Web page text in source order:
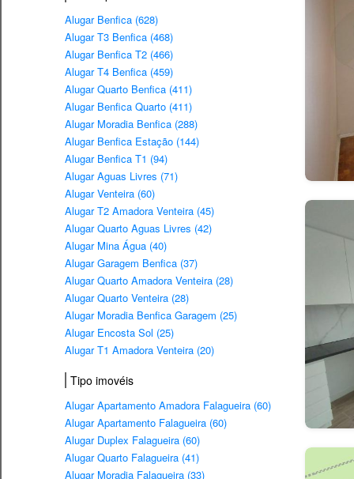
Alugar Benfica (628)
Alugar T3 Benfica (468)
Alugar Benfica T2 (466)
Alugar T4 Benfica (459)
Alugar Quarto Benfica (411)
Alugar Benfica Quarto (411)
Alugar Moradia Benfica (288)
Alugar Benfica Estação (144)
Alugar Benfica T1 (94)
Alugar Aguas Livres (71)
Alugar Venteira (60)
Alugar T2 Amadora Venteira (45)
Alugar Quarto Aguas Livres (42)
Alugar Mina Água (40)
Alugar Garagem Benfica (37)
Alugar Quarto Amadora Venteira (28)
Alugar Quarto Venteira (28)
Alugar Moradia Benfica Garagem (25)
Alugar Encosta Sol (25)
Alugar T1 Amadora Venteira (20)
Tipo imovéis
Alugar Apartamento Amadora Falagueira (60)
Alugar Apartamento Falagueira (60)
Alugar Duplex Falagueira (60)
Alugar Quarto Falagueira (41)
Alugar Moradia Falagueira (33)